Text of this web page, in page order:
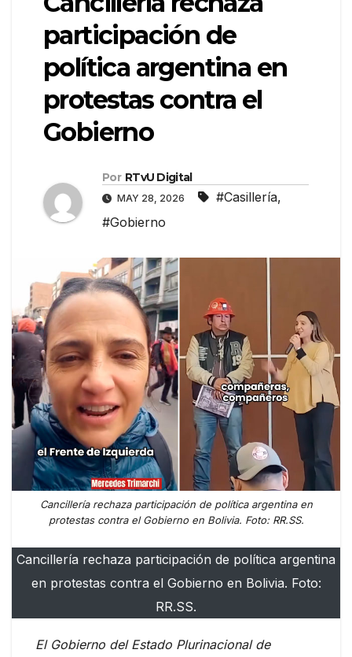
participación de
política argentina en
protestas contra el
Gobierno
Por RTvU Digital
MAY 28, 2026 #Casillería,
#Gobierno
Cancillería rechaza participación de política argentina en
protestas contra el Gobierno en Bolivia. Foto: RR.SS.
Cancillería rechaza participación de política argentina
en protestas contra el Gobierno en Bolivia. Foto:
RR.SS.
El Gobierno del Estado Plurinacional de